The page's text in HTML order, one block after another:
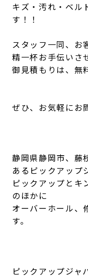
キズ・汚れ・ベル
す！！
スタッフ一同、お
精一杯お手伝いさ
御見積もりは、無
ぜひ、お気軽にお
静岡県静岡市、藤
あるピックアップ
ピックアップとキ
のほかに
オーバーホール、
す。
ピックアップジャ